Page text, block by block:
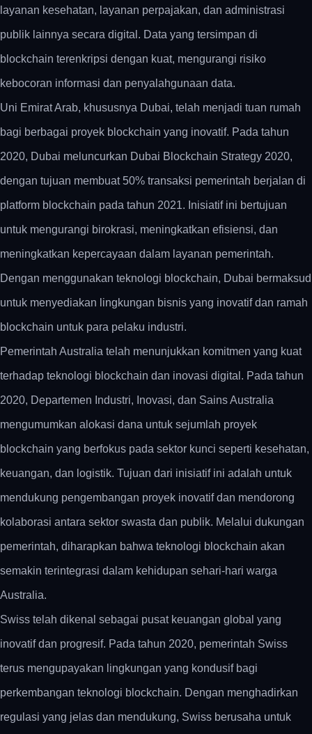
layanan kesehatan, layanan perpajakan, dan administrasi
publik lainnya secara digital. Data yang tersimpan di
blockchain terenkripsi dengan kuat, mengurangi risiko
kebocoran informasi dan penyalahgunaan data.
Uni Emirat Arab, khususnya Dubai, telah menjadi tuan rumah
bagi berbagai proyek blockchain yang inovatif. Pada tahun
2020, Dubai meluncurkan Dubai Blockchain Strategy 2020,
dengan tujuan membuat 50% transaksi pemerintah berjalan di
platform blockchain pada tahun 2021. Inisiatif ini bertujuan
untuk mengurangi birokrasi, meningkatkan efisiensi, dan
meningkatkan kepercayaan dalam layanan pemerintah.
Dengan menggunakan teknologi blockchain, Dubai bermaksud
untuk menyediakan lingkungan bisnis yang inovatif dan ramah
blockchain untuk para pelaku industri.
Pemerintah Australia telah menunjukkan komitmen yang kuat
terhadap teknologi blockchain dan inovasi digital. Pada tahun
2020, Departemen Industri, Inovasi, dan Sains Australia
mengumumkan alokasi dana untuk sejumlah proyek
blockchain yang berfokus pada sektor kunci seperti kesehatan,
keuangan, dan logistik. Tujuan dari inisiatif ini adalah untuk
mendukung pengembangan proyek inovatif dan mendorong
kolaborasi antara sektor swasta dan publik. Melalui dukungan
pemerintah, diharapkan bahwa teknologi blockchain akan
semakin terintegrasi dalam kehidupan sehari-hari warga
Australia.
Swiss telah dikenal sebagai pusat keuangan global yang
inovatif dan progresif. Pada tahun 2020, pemerintah Swiss
terus mengupayakan lingkungan yang kondusif bagi
perkembangan teknologi blockchain. Dengan menghadirkan
regulasi yang jelas dan mendukung, Swiss berusaha untuk